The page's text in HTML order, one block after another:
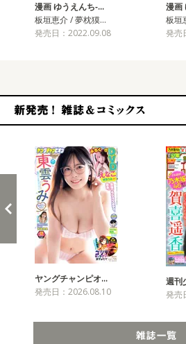
漫画 ゆうえんち‐…
板垣恵介 / 夢枕獏…
発売日：2022.09.08
漫画
板垣
発売
ヤングチャンピオ…
発売日：2026.08.10
週刊
発売